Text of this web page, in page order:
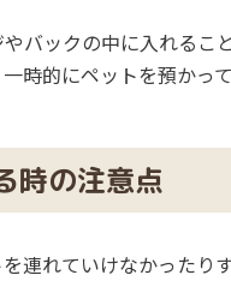
バックの中に入れるこ
時的にペットを預かっ
時の注意点
連れていけなかったり